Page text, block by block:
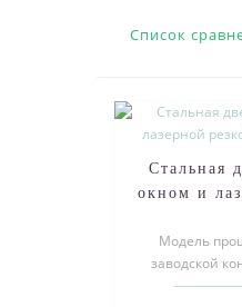
Список
Стальная
окном и
Модель
заводской
2003) по